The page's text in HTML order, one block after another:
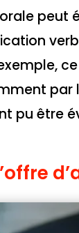
par
pu être